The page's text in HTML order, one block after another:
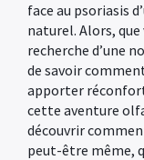
face au psoriasis
naturel. Alors, que
recherche d’une
de savoir
apporter
cette aventure
découvrir
peut-être même,